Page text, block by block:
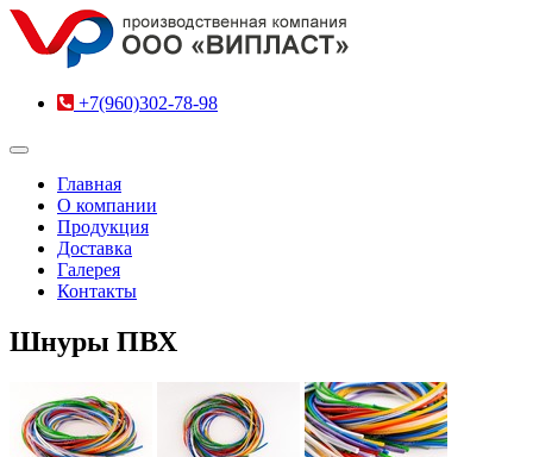
+7(960)302-78-98
Главная
О компании
Продукция
Доставка
Галерея
Контакты
Шнуры ПВХ